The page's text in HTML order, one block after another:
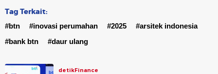
Tag Terkait:
#btn #inovasi perumahan #2025
#arsitek indonesia
#bank btn
#daur ulang
detikFinance